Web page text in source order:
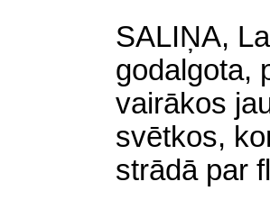
SALIŅA,
godalgota,
vairākos
svētkos,
strādā par